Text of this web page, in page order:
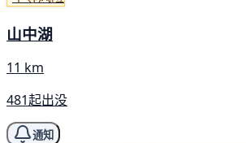
山中湖
11 km
481起出没
通知